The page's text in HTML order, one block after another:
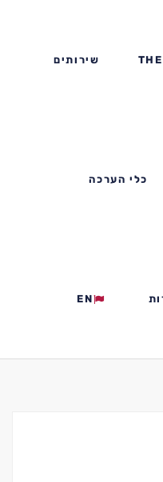
שירותים
כלי הערכה
EN